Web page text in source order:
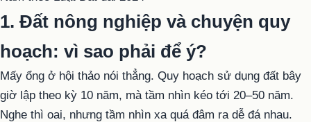
1. Đất nông nghiệp và chuyện quy
hoạch: vì sao phải để ý?
Mấy ổng ở hội thảo nói thẳng. Quy hoạch sử dụng đất bây
giờ lập theo kỳ 10 năm, mà tầm nhìn kéo tới 20–50 năm.
Nghe thì oai, nhưng tầm nhìn xa quá đâm ra dễ đá nhau.